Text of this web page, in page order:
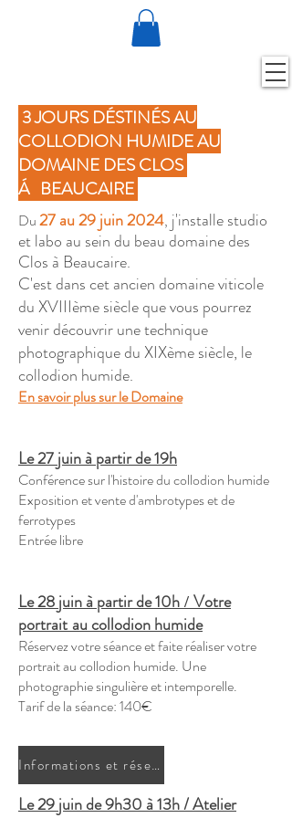
3 JOURS DÉSTINÉS AU
COLLODION HUMIDE AU
DOMAINE DES CLOS
Á BEAUCAIRE
Du27 au 29 juin 2024, j'installe studio
et labo au sein du beau domaine des
Clos à Beaucaire.
C'est dans cet ancien domaine viticole
du XVIIIème siècle que vous pourrez
venir découvrir une technique
photographique du XIXème siècle, le
collodion humide.
En savoir plus sur le Domaine
Le 27 juin à partir de 19h
Conférence sur l'histoire du collodion humide
Exposition et vente d'ambrotypes et de
ferrotypes
Entrée libre
Le 28 juin à partir de 10h / Votre
portraitau collodion humide
Réservez votre séance et faite réaliser votre
portrait au collodion humide. Une
photographie singulière et intemporelle.
Tarif de la séance: 140€
Informations et réservation
Le 29 juin de 9h30 à 13h / Atelier